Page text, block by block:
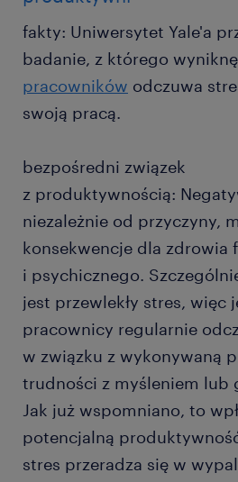
fakty: Uniwersytet Yale'a
badanie, z którego
pracowników odczuwa
swoją pracą.
bezpośredni związek
z produktywnością:
niezależnie od przyczyny,
konsekwencje dla zdrowia
i psychicznego.
jest przewlekły stres, więc
pracownicy regularnie
w związku z wykonywaną
trudności z myśleniem lub
Jak już wspomniano, to
potencjalną
stres przeradza się w